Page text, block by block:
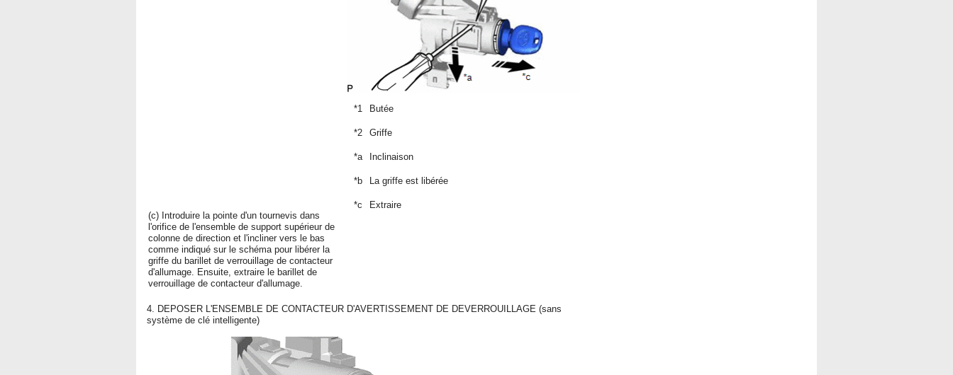
(c) Introduire la pointe d'un tournevis dans
l'orifice de l'ensemble de support supérieur de
colonne de direction et l'incliner vers le bas
comme indiqué sur le schéma pour libérer la
griffe du barillet de verrouillage de contacteur
d'allumage. Ensuite, extraire le barillet de
verrouillage de contacteur d'allumage.
*1 Butée
*2 Griffe
*a Inclinaison
*b La griffe est libérée
*c Extraire
4. DEPOSER L'ENSEMBLE DE CONTACTEUR D'AVERTISSEMENT DE DEVERROUILLAGE (sans
système de clé intelligente)